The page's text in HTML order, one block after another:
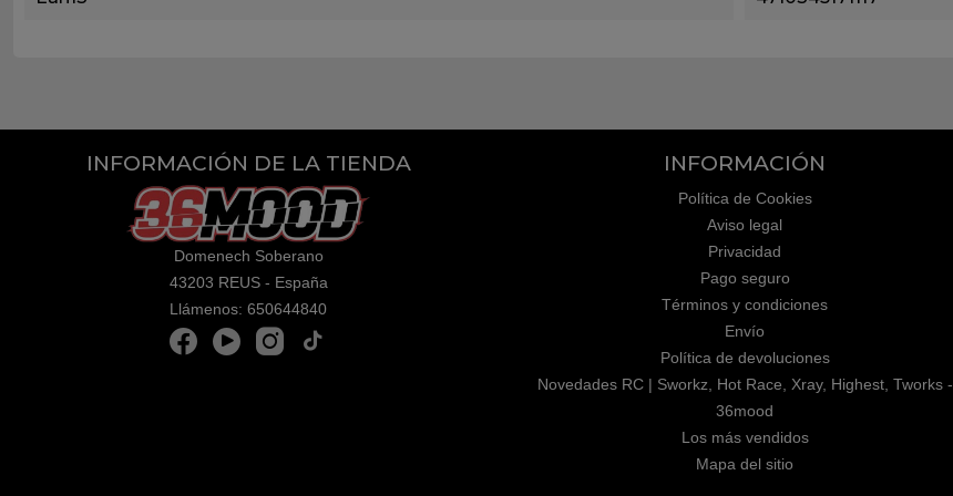
INFORMACIÓN DE LA TIENDA
Domenech Soberano
43203 REUS - España
Llámenos: 650644840
INFORMACIÓN
Política de Cookies
Aviso legal
Privacidad
Pago seguro
Términos y condiciones
Envío
Política de devoluciones
Novedades RC | Sworkz, Hot Race, Xray, Highest, Tworks -
36mood
Los más vendidos
Mapa del sitio